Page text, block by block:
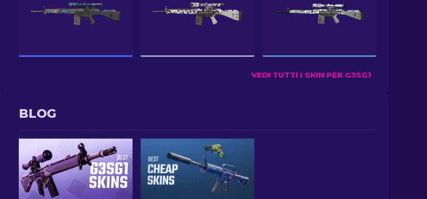
VEDI TUTTI I SKIN PER G3SG1
BLOG